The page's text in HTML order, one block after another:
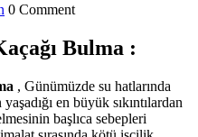
0 Comment
Bulma :
, Günümüzde su hatlarında
en büyük sıkıntılardan
başlıca sebepleri